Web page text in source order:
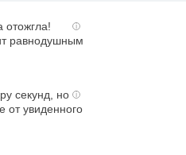
i
отожгла!
равнодушным
i
секунд, но
от увиденного